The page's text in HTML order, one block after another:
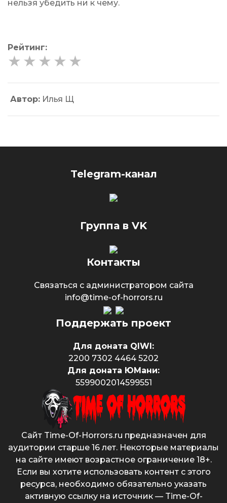
нельзя убедить ни к чему.
Рейтинг:
★
★
★
★
★
Автор: Илья Щ
Telegram-канал
Группа в VK
Контакты
Связаться с администратором сайта
info@time-of-horrors.ru
Поддержать проект
Для доната QIWI:
2200 7302 4464 5202
Для доната ЮМани:
5599002014599551
Сайт Time-Of-Horrors.ru предназначен для
аудитории старше 16 лет. Некоторые материалы
на сайте имеют возрастное ограничение 18+.
Если вы хотите использовать контент с этого
ресурса, необходимо обязательно указать
активную ссылку на источник — Time-Of-